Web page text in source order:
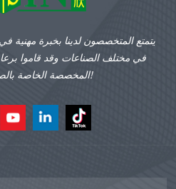
يتمتع المتخصصون لدينا بخبرة مهنية
في مختلف الصناعات وقد قاموا
المخصصة الخاصة بالصناعة من أجلك!